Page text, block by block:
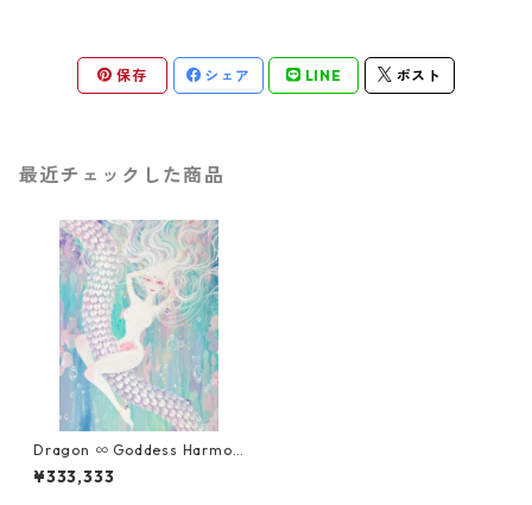
保存 シェア LINE ポスト
最近チェックした商品
Dragon ∞ Goddess Harmon
y
¥333,333